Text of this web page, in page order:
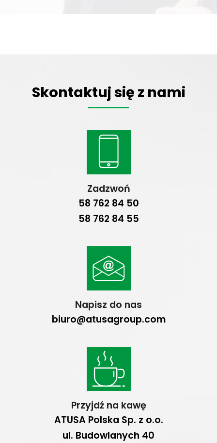
Skontaktuj się z nami
Zadzwoń
58 762 84 50
58 762 84 55
Napisz do nas
biuro@atusagroup.com
Przyjdź na kawę
ATUSA Polska Sp. z o.o.
ul. Budowlanych 40